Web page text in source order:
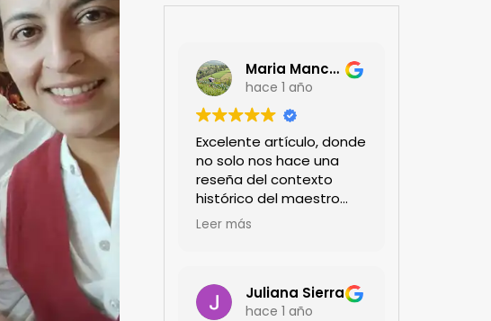
Maria Mancera
hace 1 año
Excelente artículo, donde
no solo nos hace una
reseña del contexto
histórico del maestro
jardinero japonés si no
Felicitaciones!!
Leer más
Juliana Sierra
hace 1 año